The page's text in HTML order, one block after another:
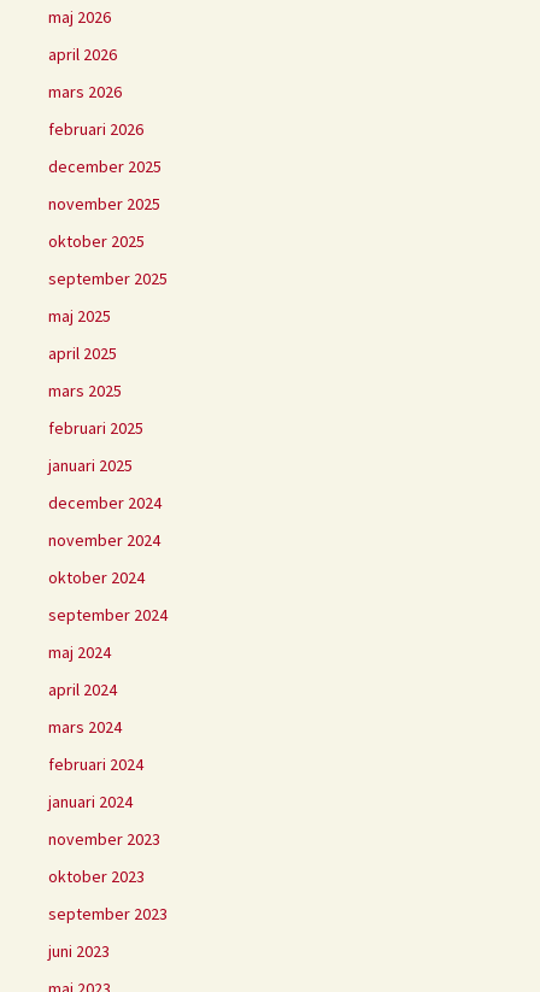
maj 2026
april 2026
mars 2026
februari 2026
december 2025
november 2025
oktober 2025
september 2025
maj 2025
april 2025
mars 2025
februari 2025
januari 2025
december 2024
november 2024
oktober 2024
september 2024
maj 2024
april 2024
mars 2024
februari 2024
januari 2024
november 2023
oktober 2023
september 2023
juni 2023